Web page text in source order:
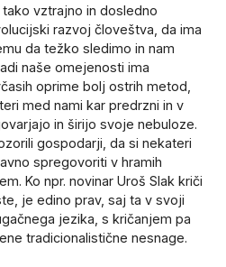
vztrajno in dosledno
razvoj človeštva, da ima
da težko sledimo in nam
naše omejenosti ima
oprime bolj ostrih metod,
med nami kar predrzni in v
in širijo svoje nebuloze.
gospodarji, da si nekateri
spregovoriti v hramih
Ko npr. novinar Uroš Slak kriči
je edino prav, saj ta v svoji
jezika, s kričanjem pa
tradicionalistične nesnage.